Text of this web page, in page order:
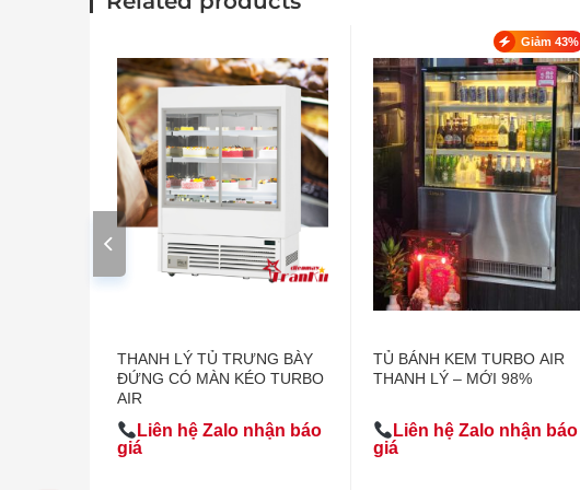
THANH LÝ TỦ TRƯNG BÀY
ĐỨNG CÓ MÀN KÉO TURBO
AIR
Liên hệ Zalo nhận báo
giá
Giảm 43%
TỦ BÁNH KEM TURBO AIR
THANH LÝ – MỚI 98%
Liên hệ Zalo nhận báo
giá